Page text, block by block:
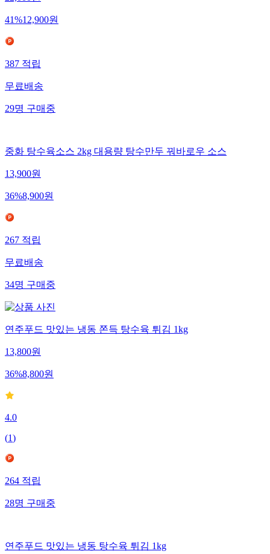
41%12,900원
387 적립
무료배송
29명 구매중
중화 탕수육소스 2kg 대용량 탕수만두 꿔바로우 소스
13,900원
36%8,900원
267적립
무료배송
34명구매중
연주푸드 맛있는 냉동 쫀득 탕수육 튀김 1kg
13,800원
36%8,800원
4.0
(1)
264적립
28명구매중
연주푸드 맛있는 냉동 탕수육 튀김 1kg